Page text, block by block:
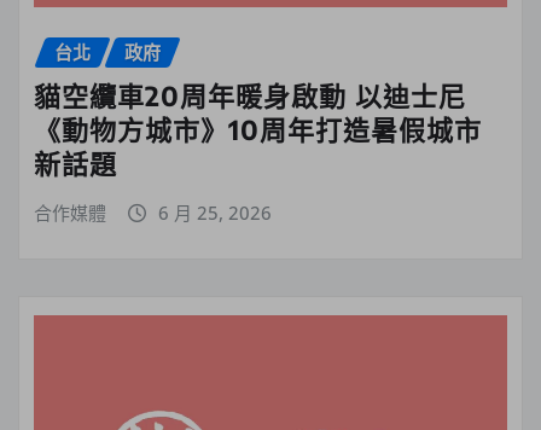
台北 政府
貓空纜車20周年暖身啟動 以迪士尼
《動物方城市》10周年打造暑假城市
新話題
合作媒體 6 月 25, 2026